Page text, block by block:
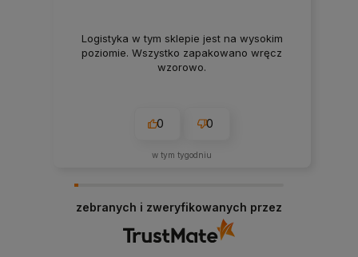
Logistyka w tym sklepie jest na wysokim
poziomie. Wszystko zapakowano wręcz
wzorowo.
0 0
w tym tygodniu
zebranych i zweryfikowanych przez